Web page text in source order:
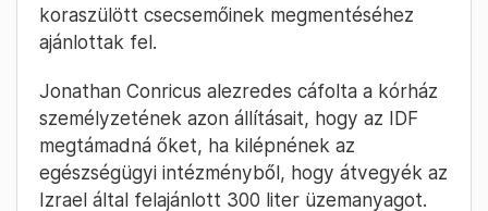
koraszülött csecsemőinek megmentéséhez
ajánlottak fel.
Jonathan Conricus alezredes cáfolta a kórház
személyzetének azon állításait, hogy az IDF
megtámadná őket, ha kilépnének az
egészségügyi intézményből, hogy átvegyék az
Izrael által felajánlott 300 liter üzemanyagot.